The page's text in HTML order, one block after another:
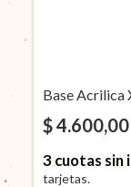
Base Acrilica
$ 4.600,00
3cuotas sin
tarjetas.